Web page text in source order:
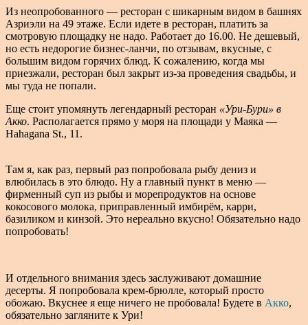
Из неопробованного — ресторан с шикарным видом в башнях
Азриэли на 49 этаже. Если идете в ресторан, платить за
смотровую площадку не надо. Работает до 16.00. Не дешевый,
но есть недорогие бизнес-ланчи, по отзывам, вкусные, с
большим видом горячих блюд. К сожалению, когда мы
приезжали, ресторан был закрыт из-за проведения свадьбы, и
мы туда не попали.
Еще стоит упомянуть легендарный ресторан «Ури-Бури» в
Акко. Располагается прямо у моря на площади у Маяка —
Hahagana St., 11.
Там я, как раз, первый раз попробовала рыбу дениз и
влюбилась в это блюдо. Ну а главный пункт в меню —
фирменный суп из рыбы и морепродуктов на основе
кокосового молока, приправленный имбирём, карри,
базиликом и кинзой. Это нереально вкусно! Обязательно надо
попробовать!
И отдельного внимания здесь заслуживают домашние
десерты. Я попробовала крем-брюлле, который просто
обожаю. Вкуснее я еще ничего не пробовала! Будете в Акко,
обязательно загляните к Ури!